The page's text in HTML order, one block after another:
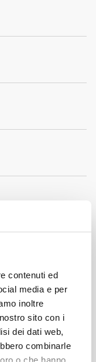
contenuti ed
media e per
inoltre
sito con i
dei dati web,
combinarle
o che hanno